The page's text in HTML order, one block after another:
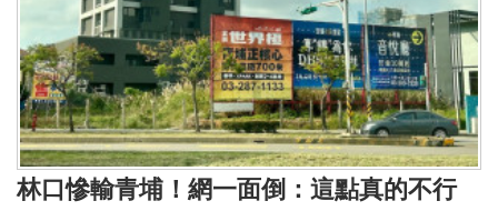
林口慘輸青埔！網一面倒：這點真的不行